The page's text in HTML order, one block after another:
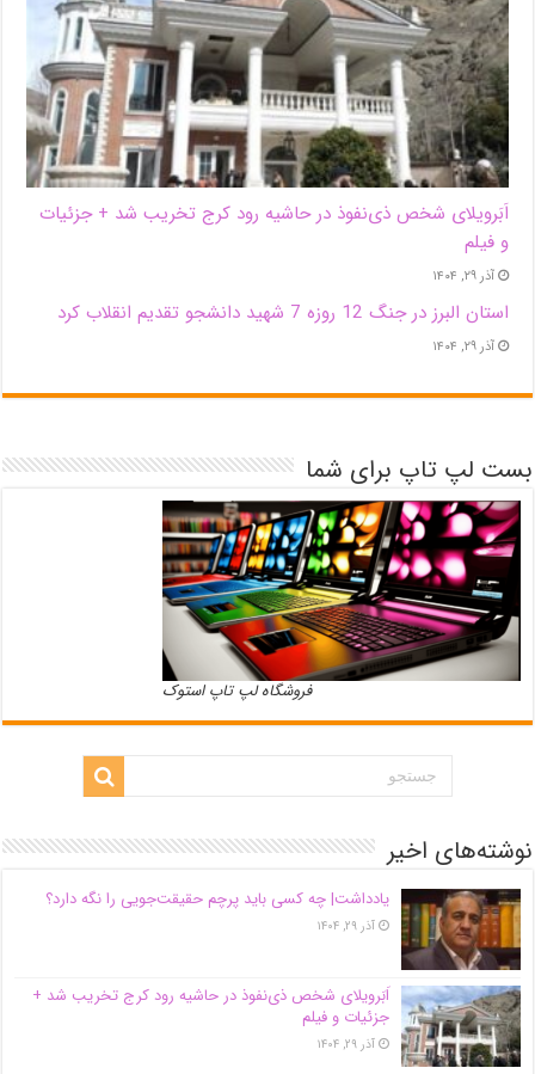
اَبَر‌ویلای شخص ذی‌نفوذ در حاشیه‌ رود کرج تخریب شد + جزئیات
و فیلم
آذر ۲۹, ۱۴۰۴
استان البرز در جنگ 12 روزه 7 شهید دانشجو تقدیم انقلاب کرد
آذر ۲۹, ۱۴۰۴
بست لپ تاپ برای شما
فروشگاه لپ تاپ استوک
نوشته‌های اخیر
یادداشت| ‌چه کسی باید پرچم حقیقت‌جویی را نگه دارد؟
آذر ۲۹, ۱۴۰۴
اَبَر‌ویلای شخص ذی‌نفوذ در حاشیه‌ رود کرج تخریب شد +
جزئیات و فیلم
آذر ۲۹, ۱۴۰۴